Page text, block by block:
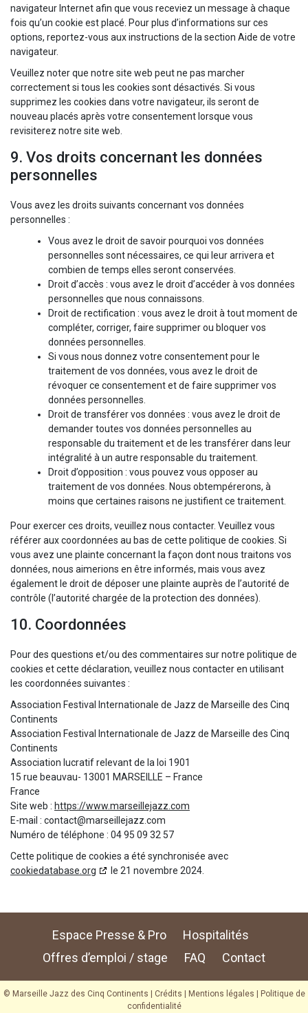
navigateur Internet afin que vous receviez un message à chaque
fois qu’un cookie est placé. Pour plus d’informations sur ces
options, reportez-vous aux instructions de la section Aide de votre
navigateur.
Veuillez noter que notre site web peut ne pas marcher
correctement si tous les cookies sont désactivés. Si vous
supprimez les cookies dans votre navigateur, ils seront de
nouveau placés après votre consentement lorsque vous
revisiterez notre site web.
9. Vos droits concernant les données
personnelles
Vous avez les droits suivants concernant vos données
personnelles :
Vous avez le droit de savoir pourquoi vos données
personnelles sont nécessaires, ce qui leur arrivera et
combien de temps elles seront conservées.
Droit d’accès : vous avez le droit d’accéder à vos données
personnelles que nous connaissons.
Droit de rectification : vous avez le droit à tout moment de
compléter, corriger, faire supprimer ou bloquer vos
données personnelles.
Si vous nous donnez votre consentement pour le
traitement de vos données, vous avez le droit de
révoquer ce consentement et de faire supprimer vos
données personnelles.
Droit de transférer vos données : vous avez le droit de
demander toutes vos données personnelles au
responsable du traitement et de les transférer dans leur
intégralité à un autre responsable du traitement.
Droit d’opposition : vous pouvez vous opposer au
traitement de vos données. Nous obtempérerons, à
moins que certaines raisons ne justifient ce traitement.
Pour exercer ces droits, veuillez nous contacter. Veuillez vous
référer aux coordonnées au bas de cette politique de cookies. Si
vous avez une plainte concernant la façon dont nous traitons vos
données, nous aimerions en être informés, mais vous avez
également le droit de déposer une plainte auprès de l’autorité de
contrôle (l’autorité chargée de la protection des données).
10. Coordonnées
Pour des questions et/ou des commentaires sur notre politique de
cookies et cette déclaration, veuillez nous contacter en utilisant
les coordonnées suivantes :
Association Festival Internationale de Jazz de Marseille des Cinq
Continents
Association Festival Internationale de Jazz de Marseille des Cinq
Continents
Association lucratif relevant de la loi 1901
15 rue beauvau- 13001 MARSEILLE – France
France
Site web : https://www.marseillejazz.com
E-mail : contact@marseillejazz.com
Numéro de téléphone : 04 95 09 32 57
Cette politique de cookies a été synchronisée avec
cookiedatabase.org
le 21 novembre 2024.
latérale
principale
Espace Presse & Pro
Hospitalités
Offres d’emploi / stage
FAQ Contact
© Marseille Jazz des Cinq Continents | Crédits Mentions légales
Politique de
confidentialité